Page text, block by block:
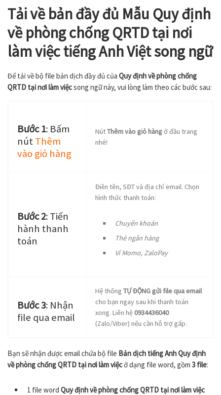
Tải vềbản đầy đủ Mẫu Quy định
về phòng chống QRTD tại nơi
làm việctiếng Anh Việt song ngữ
Để tải về bộ file bản dịch đầy đủ của Quy định về phòng chống
QRTD tại nơi làm việcsong ngữ này, vui lòng làm theo các bước sau:
Bước 1: Bấm
nútThêm
vào giỏ hàng
NútThêm vào giỏ hàngở đầu trang
nhé!
Bước 2: Tiến
hành thanh
toán
Điền tên, SĐT và địa chỉ email. Chọn
hình thức thanh toán:
Chuyển khoản
Thẻ ngân hàng
Ví Momo, ZaloPay
Bước 3: Nhận
file qua email
Hệ thống TỰ ĐỘNG gửi file qua email
cho bạn ngay sau khi thanh toán
xong. Liên hệ 0934436040
(Zalo/Viber) nếu cần hỗ trợ gấp.
Bạn sẽ nhận được email chứa bộ file Bản dịch tiếng Anh Quy định
về phòng chống QRTD tại nơi làm việcở dạng file word, gồm 3 file:
1 file word Quy định về phòng chống QRTD tại nơi làm việc